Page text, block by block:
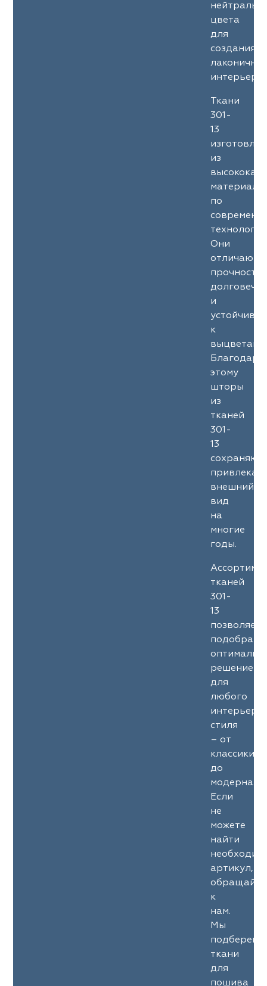
цвета
для
создания
Ткани
301-
13
из
по
Они
и
к
Благодаря
этому
шторы
из
тканей
301-
13
сохраняют
внешний
вид
на
многие
годы.
тканей
301-
13
позволяет
подобрать
решение
для
любого
стиля
– от
классики
до
модерна.
Если
не
можете
найти
артикул,
к
нам.
Мы
подберем
ткани
для
пошива